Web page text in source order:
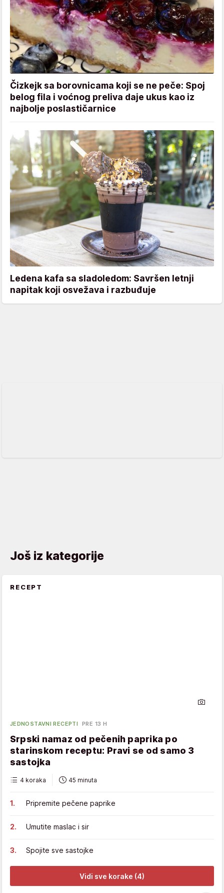
Čizkejk sa borovnicama koji se ne peče: Spoj
belog fila i voćnog preliva daje ukus kao iz
najbolje poslastičarnice
Ledena kafa sa sladoledom: Savršen letnji
napitak koji osvežava i razbuđuje
Još iz kategorije
RECEPT
JEDNOSTAVNI RECEPTI PRE 13 H
Srpski namaz od pečenih paprika po
starinskom receptu: Pravi se od samo 3
sastojka
4 koraka 45 minuta
Pripremite pečene paprike
Umutite maslac i sir
Spojite sve sastojke
Vidi sve korake (4)